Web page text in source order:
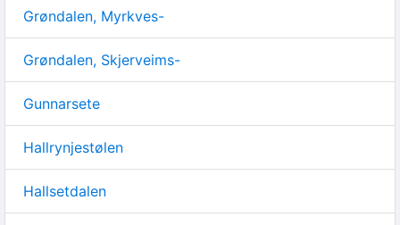
Grøndalen, Myrkves-
Grøndalen, Skjerveims-
Gunnarsete
Hallrynjestølen
Hallsetdalen